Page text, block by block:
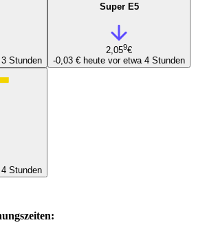
Stunden
Super E5
2,059€
-0,03 € heute vor etwa 4 Stunden
Stunden